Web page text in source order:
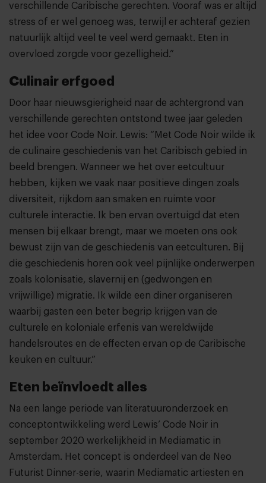
verschillende Caribische gerechten. Vooraf was er altijd
stress of er wel genoeg was, terwijl er achteraf gezien
natuurlijk altijd veel te veel werd gemaakt. Eten in
overvloed zorgde voor gezelligheid.”
Culinair erfgoed
Door haar nieuwsgierigheid naar de achtergrond van
verschillende gerechten ontstond twee jaar geleden
het idee voor Code Noir. Lewis: “Met Code Noir wilde ik
de culinaire geschiedenis van het Caribisch gebied in
beeld brengen. Wanneer we het over eetcultuur
hebben, kijken we vaak naar positieve dingen zoals
diversiteit, rijkdom aan smaken en ruimte voor
culturele interactie. Ik ben ervan overtuigd dat eten
mensen bij elkaar brengt, maar we moeten ons ook
bewust zijn van de geschiedenis van eetculturen. Bij
die geschiedenis horen ook veel pijnlijke onderwerpen
zoals kolonisatie, slavernij en (gedwongen en
vrijwillige) migratie. Ik wilde een diner organiseren
waarbij gasten een ​​beter begrip krijgen van de
culturele en koloniale erfenis van wereldwijde
handelsroutes en de effecten ervan op de Caribische
keuken en cultuur.”
Eten beïnvloedt alles
Na een lange periode van literatuuronderzoek en
conceptontwikkeling werd Lewis’ Code Noir in
september 2020 werkelijkheid in Mediamatic in
Amsterdam. Het concept is onderdeel van de Neo
Futurist Dinner-serie, waarin Mediamatic artiesten en